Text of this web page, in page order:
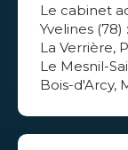
Le cabinet
Yvelines
La Verrière,
Le Mesnil-
Bois-d'Arcy,